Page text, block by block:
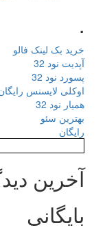
.
خرید بک لینک فالو
آپدیت نود 32
پسورد نود 32
اوکلی لایسنس رایگان
همیار نود 32
بهترین سئو
رایگان
آخرین
بایگانی